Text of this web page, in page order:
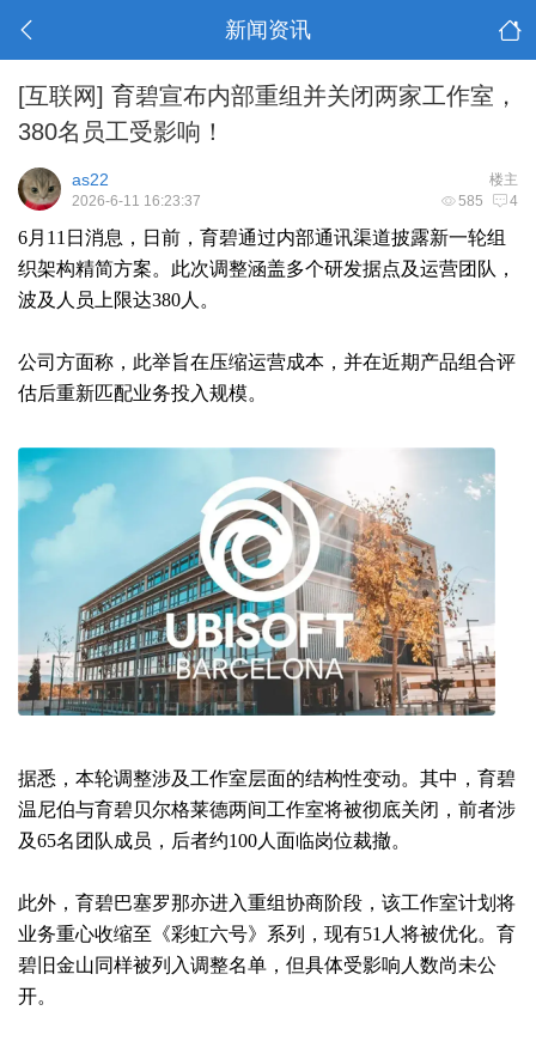
新闻资讯
[互联网] 育碧宣布内部重组并关闭两家工作室，
380名员工受影响！
楼主
as22
585 4
2026-6-11 16:23:37
6月11日消息，日前，育碧通过内部通讯渠道披露新一轮组
织架构精简方案。此次调整涵盖多个研发据点及运营团队，
波及人员上限达380人。
公司方面称，此举旨在压缩运营成本，并在近期产品组合评
估后重新匹配业务投入规模。
据悉，本轮调整涉及工作室层面的结构性变动。其中，育碧
温尼伯与育碧贝尔格莱德两间工作室将被彻底关闭，前者涉
及65名团队成员，后者约100人面临岗位裁撤。
此外，育碧巴塞罗那亦进入重组协商阶段，该工作室计划将
业务重心收缩至《彩虹六号》系列，现有51人将被优化。育
碧旧金山同样被列入调整名单，但具体受影响人数尚未公
开。